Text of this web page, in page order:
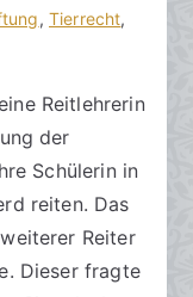
, Tierrecht,
Reitlehrerin
der
Schülerin in
reiten. Das
Reiter
Dieser fragte